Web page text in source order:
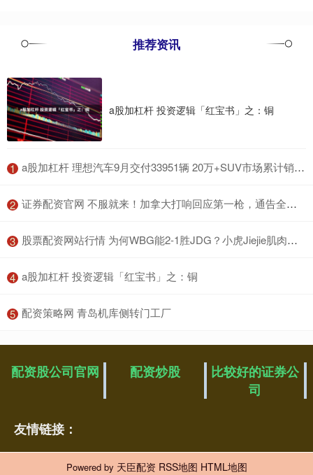
推荐资讯
a股加杠杆 投资逻辑「红宝书」之：铜
1 ​a股加杠杆 理想汽车9月交付33951辆 20万+SUV市场累计销量超越特斯拉
2 ​证券配资官网 不服就来！加拿大打响回应第一枪，通告全球，断的就是特朗普退路
3 ​股票配资网站行情 为何WBG能2-1胜JDG？小虎Jiejie肌肉记忆揭秘
4 ​a股加杠杆 投资逻辑「红宝书」之：铜
5 ​配资策略网 青岛机库侧转门工厂
配资股公司官网 配资炒股
比较好的证券公
司
友情链接：
Powered by 天臣配资 RSS地图 HTML地图